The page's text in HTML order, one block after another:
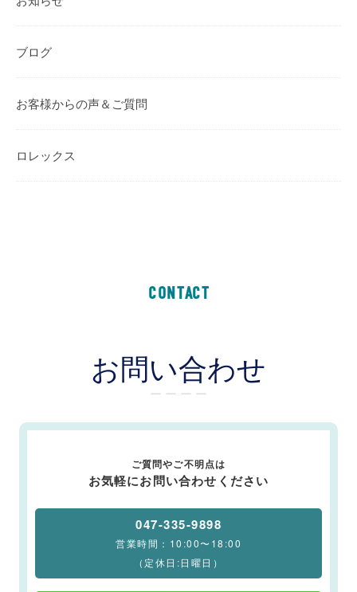
ブログ
お客様からの声＆ご質問
ロレックス
CONTACT
お問い合わせ
ー ー ー ー
ご質問やご不明点は
お気軽にお問い合わせください
047-335-9898
営業時間：10:00〜18:00
（定休日:日曜日）